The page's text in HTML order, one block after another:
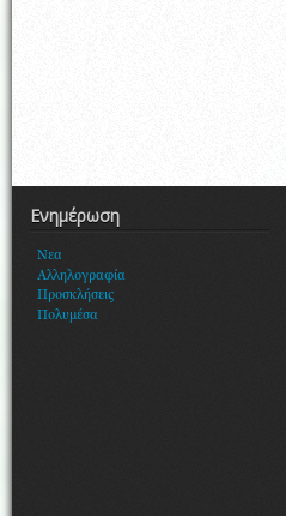
Ενημέρωση
Νεα
Αλληλογραφία
Προσκλήσεις
Πολυμέσα